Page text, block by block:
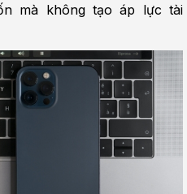
mà không tạo áp lực tài